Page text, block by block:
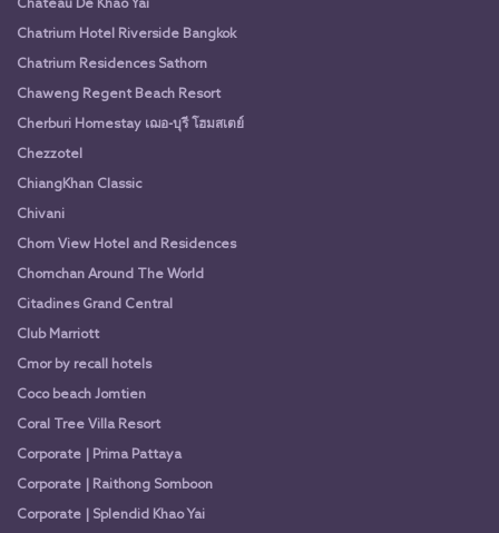
Chateau De Khao Yai
Chatrium Hotel Riverside Bangkok
Chatrium Residences Sathorn
Chaweng Regent Beach Resort
Cherburi Homestay เฌอ-บุรี โฮมสเตย์
Chezzotel
ChiangKhan Classic
Chivani
Chom View Hotel and Residences
Chomchan Around The World
Citadines Grand Central
Club Marriott
Cmor by recall hotels
Coco beach Jomtien
Coral Tree Villa Resort
Corporate | Prima Pattaya
Corporate | Raithong Somboon
Corporate | Splendid Khao Yai